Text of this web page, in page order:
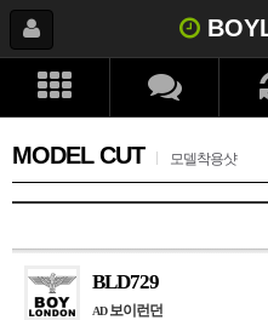
MODEL CUT 모델착용샷
BLD729
AD 보이런던